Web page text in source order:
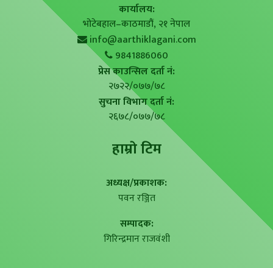
कार्यालय:
भोटेबहाल–काठमाडौं, २१ नेपाल
info@aarthiklagani.com
9841886060
प्रेस काउन्सिल दर्ता नं:
२७२२/०७७/७८
सुचना विभाग दर्ता नं:
२६७८/०७७/७८
हाम्राे टिम
अध्यक्ष/प्रकाशक:
पवन रञ्जित
सम्पादक:
गिरिन्द्रमान राजवंशी